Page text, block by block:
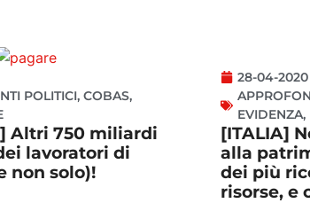
POLITICI, COBAS,
Altri 750 miliardi
lavoratori di
non solo)!
28-04-2020
EVIDENZA,
[ITALIA]
alla
dei più
risorse, e